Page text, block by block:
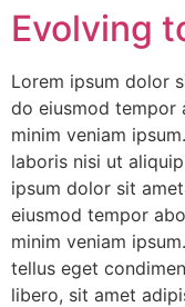
Evolving
Lorem ipsum dolor
do eiusmod tempor
minim veniam
laboris nisi ut
ipsum dolor sit
eiusmod tempor
minim veniam
tellus eget
libero, sit amet